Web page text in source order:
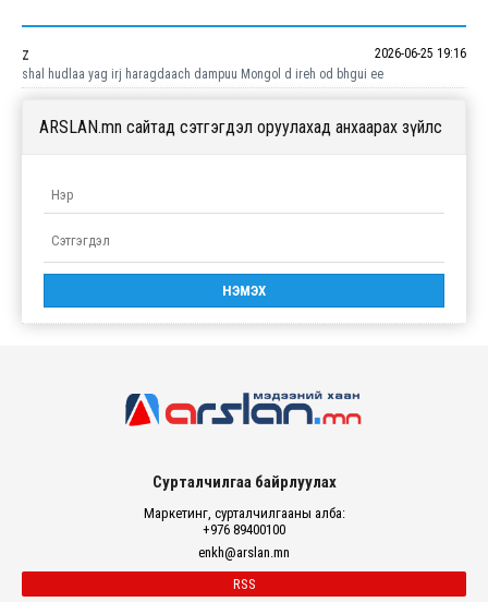
Z
2026-06-25 19:16
shal hudlaa yag irj haragdaach dampuu Mongol d ireh od bhgui ee
ARSLAN.mn сайтад сэтгэгдэл оруулахад анхаарах зүйлс
Сурталчилгаа байрлуулах
Маркетинг, сурталчилгааны алба:
+976 89400100
enkh@arslan.mn
RSS